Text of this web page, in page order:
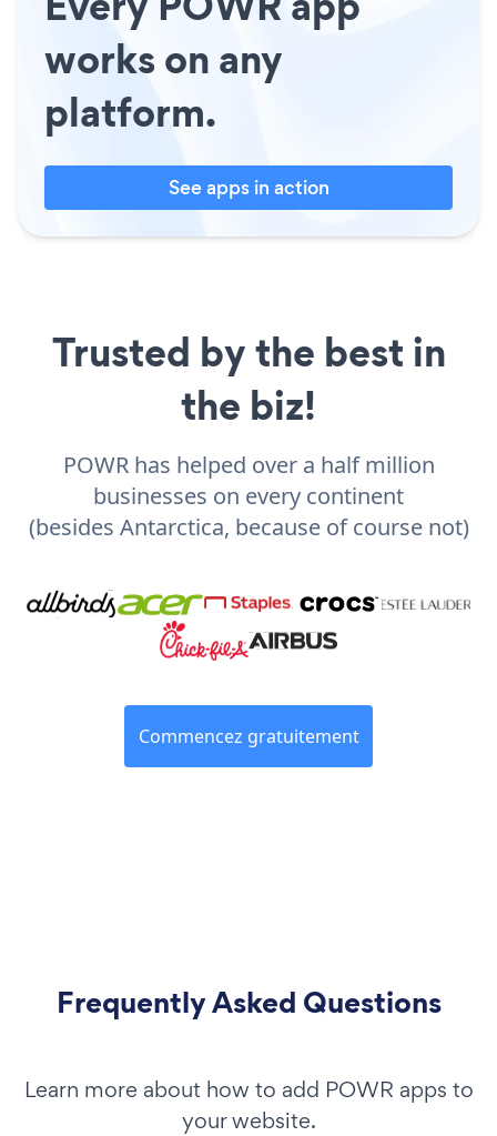
works on any
platform.
See apps in action
Trusted by the best in
the biz!
POWR has helped over a half million
businesses on every continent
(besides Antarctica, because of course not)
Commencez gratuitement
Frequently Asked Questions
Learn more about how to add POWR apps to
your website.